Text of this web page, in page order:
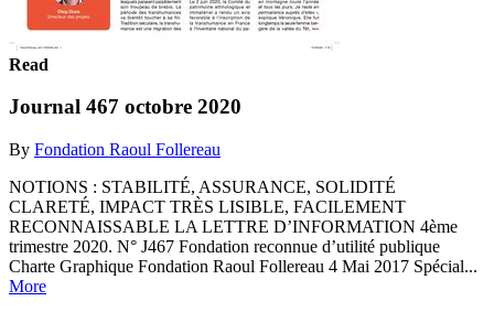
Read
Journal 467 octobre 2020
By Fondation Raoul Follereau
NOTIONS : STABILITÉ, ASSURANCE, SOLIDITÉ
CLARETÉ, IMPACT TRÈS LISIBLE, FACILEMENT
RECONNAISSABLE LA LETTRE D’INFORMATION 4ème
trimestre 2020. N° J467 Fondation reconnue d’utilité publique
Charte Graphique Fondation Raoul Follereau 4 Mai 2017 Spécial...
More